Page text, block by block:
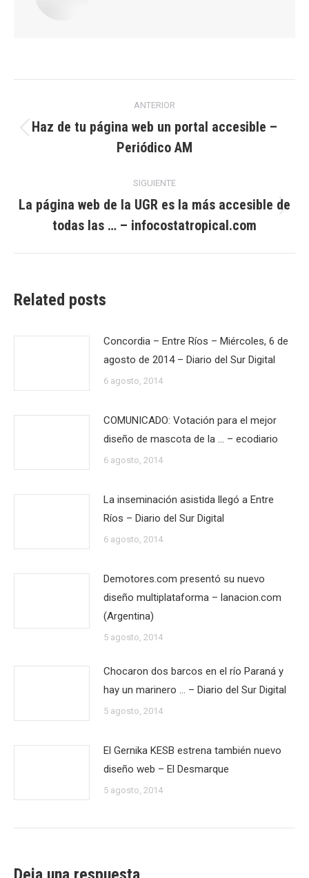
entre
publicaciones
ANTERIOR
Publicación
anterior:
Haz de tu página web un portal accesible –
Periódico AM
SIGUIENTE
Publicación
siguiente:
La página web de la UGR es la más accesible de
todas las … – infocostatropical.com
Related posts
Concordia – Entre Ríos – Miércoles, 6 de
agosto de 2014 – Diario del Sur Digital
6 agosto, 2014
COMUNICADO: Votación para el mejor
diseño de mascota de la … – ecodiario
6 agosto, 2014
La inseminación asistida llegó a Entre
Ríos – Diario del Sur Digital
6 agosto, 2014
Demotores.com presentó su nuevo
diseño multiplataforma – lanacion.com
(Argentina)
5 agosto, 2014
Chocaron dos barcos en el río Paraná y
hay un marinero … – Diario del Sur Digital
5 agosto, 2014
El Gernika KESB estrena también nuevo
diseño web – El Desmarque
5 agosto, 2014